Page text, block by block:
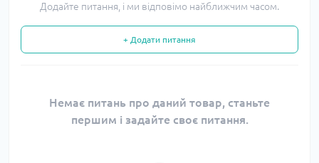
Додайте питання, і ми відповімо найближчим часом.
+ Додати питання
Немає питань про даний товар, станьте
першим і задайте своє питання.